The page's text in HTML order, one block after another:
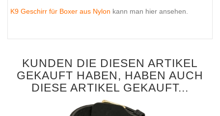
K9 Geschirr für Boxer aus Nylon kann man hier ansehen.
KUNDEN DIE DIESEN ARTIKEL
GEKAUFT HABEN, HABEN AUCH
DIESE ARTIKEL GEKAUFT...